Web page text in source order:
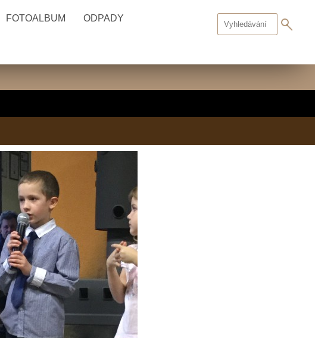
FOTOALBUM ODPADY